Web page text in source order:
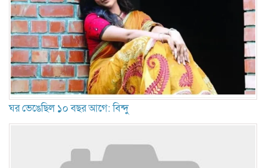
ঘর ভেঙেছিল ১০ বছর আগে: বিন্দু